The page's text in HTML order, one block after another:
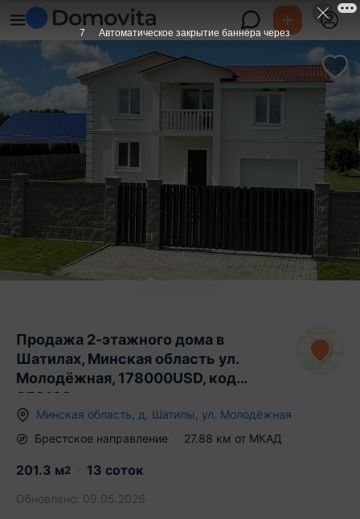
Продажа 2-этажного дома в
Шатилах, Минская область ул.
Молодёжная, 178000USD, код
659132
Минская область д. Шатилы ул. Молодёжная
Брестское направление 27.88 км от МКАД
201.3 м2 13 соток
Обновлено: 09.05.2026
6 Автоматическое закрытие баннера через